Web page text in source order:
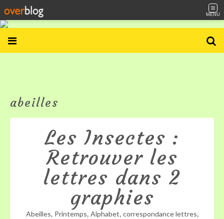
MENU
abeilles
Les Insectes :
Retrouver les
lettres dans 2
graphies
Abeilles, Printemps, Alphabet, correspondance lettres,